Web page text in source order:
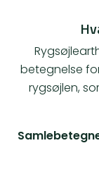
betegnelse
rygsøjlen,